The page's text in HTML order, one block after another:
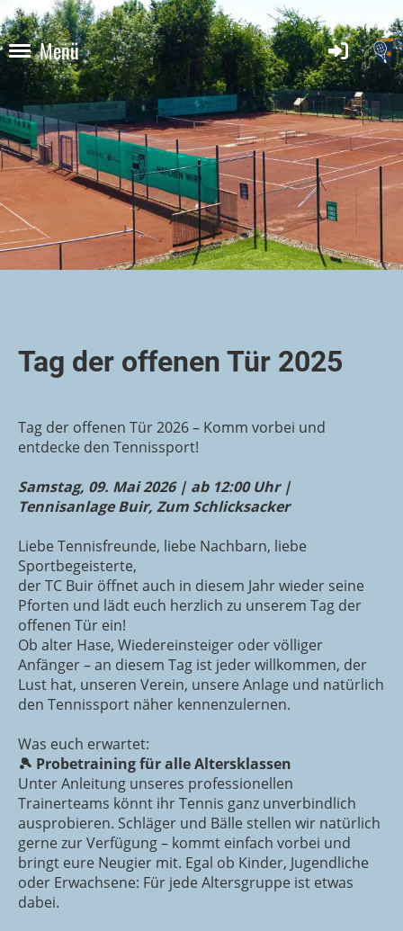
Menü
Tag der offenen Tür 2025
Tag der offenen Tür 2026 – Komm vorbei und
entdecke den Tennissport!
Samstag, 09. Mai 2026 | ab 12:00 Uhr |
Tennisanlage Buir, Zum Schlicksacker
Liebe Tennisfreunde, liebe Nachbarn, liebe
Sportbegeisterte,
der TC Buir öffnet auch in diesem Jahr wieder seine
Pforten und lädt euch herzlich zu unserem Tag der
offenen Tür ein!
Ob alter Hase, Wiedereinsteiger oder völliger
Anfänger – an diesem Tag ist jeder willkommen, der
Lust hat, unseren Verein, unsere Anlage und natürlich
den Tennissport näher kennenzulernen.
Was euch erwartet:
🎾 Probetraining für alle Altersklassen
Unter Anleitung unseres professionellen
Trainerteams könnt ihr Tennis ganz unverbindlich
ausprobieren. Schläger und Bälle stellen wir natürlich
gerne zur Verfügung – kommt einfach vorbei und
bringt eure Neugier mit. Egal ob Kinder, Jugendliche
oder Erwachsene: Für jede Altersgruppe ist etwas
dabei.